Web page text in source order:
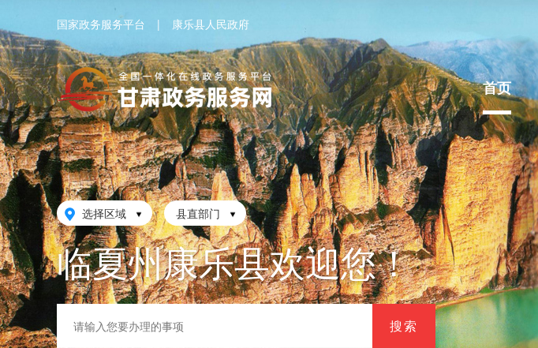
国家政务服务平台 | 康乐县人民政府
首页
选择区域 县直部门
临夏州康乐县欢迎您！